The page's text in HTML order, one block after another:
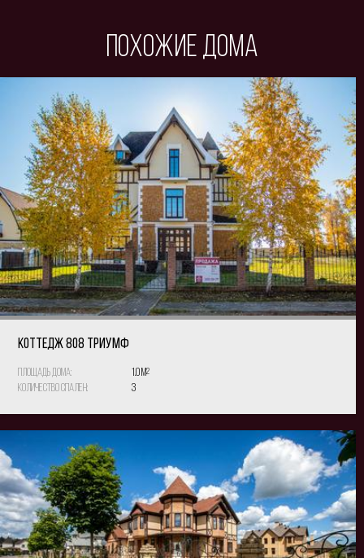
Похожие дома
КОТТЕДЖ 808 Триумф
Площадь дома: 1.0 м2
Количество спален: 3